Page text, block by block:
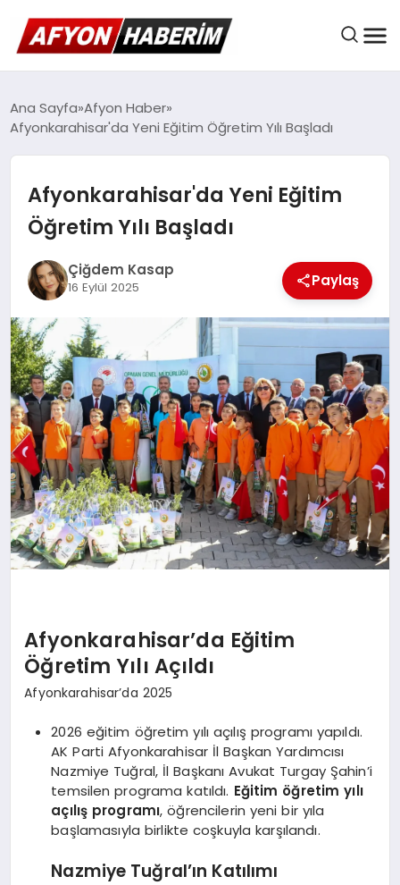
AFYON HABER
BELEDIYELER
EKONOMI
DÜNYA
SPOR
MAGAZIN
SAĞLIK
TEKNOLOJI
Ana Sayfa Afyon Haber
Afyonkarahisar'da Yeni Eğitim Öğretim Yılı Başladı
Afyonkarahisar'da Yeni Eğitim
Öğretim Yılı Başladı
Çiğdem Kasap
16 Eylül 2025 Paylaş
Afyonkarahisar’da Eğitim
Öğretim Yılı Açıldı
Afyonkarahisar’da 2025
2026 eğitim öğretim yılı açılış programı yapıldı.
AK Parti Afyonkarahisar İl Başkan Yardımcısı
Nazmiye Tuğral, İl Başkanı Avukat Turgay Şahin’i
temsilen programa katıldı. Eğitim öğretim yılı
açılış programı, öğrencilerin yeni bir yıla
başlamasıyla birlikte coşkuyla karşılandı.
Nazmiye Tuğral’ın Katılımı